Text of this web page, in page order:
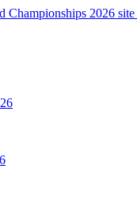
Championships 2026 site